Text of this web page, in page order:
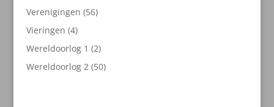
Verenigingen 5656
Vieringen 44
producten
Wereldoorlog 1 22
producten
Wereldoorlog 2 5050